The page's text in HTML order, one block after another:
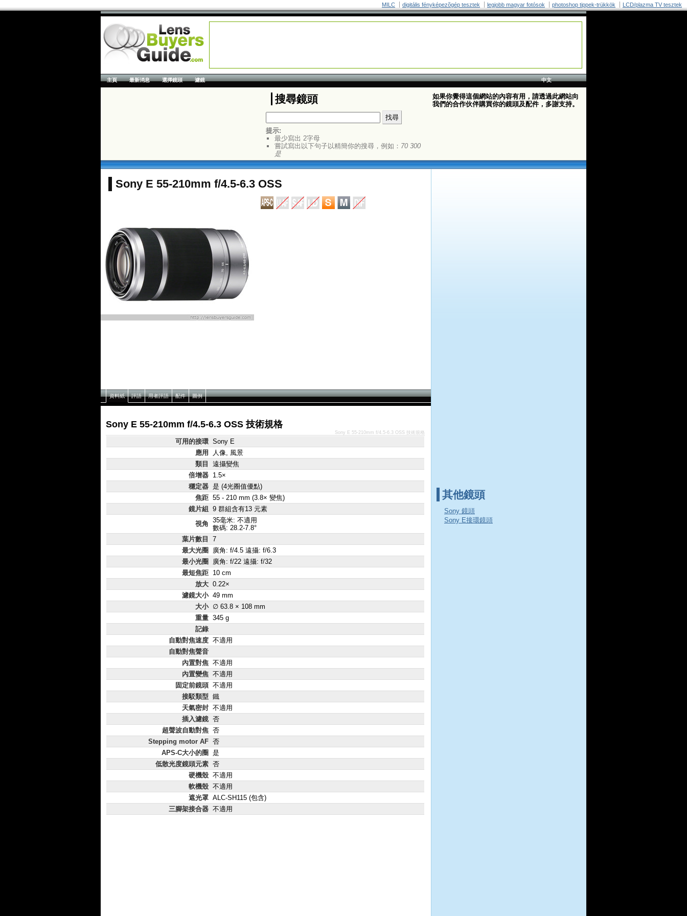
MILC digitális fényképezõgép tesztek legjobb magyar fotósok photoshop tippek-trükkök LCD/plazma TV tesztek
中文
主頁 最新消息 選擇鏡頭 濾鏡
搜尋鏡頭
提示:
最少寫出 2字母
嘗試寫出以下句子以精簡你的搜尋，例如： 70 300
是
如果你覺得這個網站的內容有用，請透過此網站向
我們的合作伙伴購買你的鏡頭及配件，多謝支持。
Sony E 55-210mm f/4.5-6.3 OSS
資料紙 評語 用者評語 配件 圖例
Sony E 55-210mm f/4.5-6.3 OSS 技術規格
可用的接環 Sony E
應用
人像, 風景
類目
遠攝變焦
倍增器 1.5×
穩定器 是 (4光圈值優點)
焦距 55 - 210 mm (3.8× 變焦)
鏡片組
9 群組含有13 元素
視角 35毫米: 不適用
數碼: 28.2-7.8°
葉片數目
7
最大光圈
廣角: f/4.5 遠攝: f/6.3
最小光圈
廣角: f/22 遠攝: f/32
最短焦距 10 cm
放大 0.22×
濾鏡大小 49 mm
大小 ∅ 63.8 × 108 mm
重量 345 g
記錄
自動對焦速度 不適用
自動對焦聲音
內置對焦 不適用
內置變焦 不適用
固定前鏡頭 不適用
接駁類型 鐵
天氣密封 不適用
插入濾鏡 否
超聲波自動對焦 否
Stepping motor AF 否
APS-C大小的圈
是
低散光度鏡頭元素 否
硬機殼 不適用
軟機殼 不適用
遮光罩 ALC-SH115 (包含)
三腳架接合器 不適用
Sony E 55-210mm f/4.5-6.3 OSS 技術規格
其他鏡頭
Sony 鏡頭
Sony E接環鏡頭